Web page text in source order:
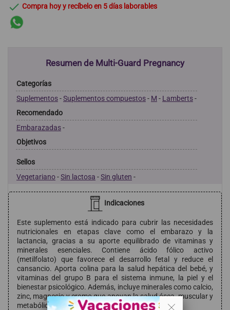
 Compra hoy y recíbelo en 5 días laborables
Resumen de Multi-Guard Pregnancy
Categorías
Suplementos-Suplementos compuestos- M - Lamberts-
Recomendado
Embarazadas-
Objetivos
Sellos
Vegetariano-Sin lactosa -Sin gluten -
Indicaciones
Este suplemento está indicado para cubrir las necesidades
nutricionales en etapas clave como el embarazo y la
lactancia, gracias a su aporte equilibrado de vitaminas y
minerales esenciales. Contiene ácido fólico activo
(metilfolato) que favorece el desarrollo fetal y reduce el
cansancio. Aporta colina para la salud hepática del bebé, y
vitaminas del grupo B para el sistema inmune, la piel y el
bienestar psicológico. Además, incluye minerales como calcio,
zinc, magnesio y cromo que apoyan la salud ósea, muscular y
metabólica.
. .